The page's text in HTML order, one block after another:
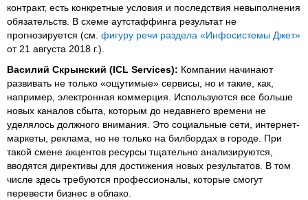
контракт, есть конкретные условия и последствия невыполнения
обязательств. В схеме аутстаффинга результат не
прогнозируется (см. фигуру речи раздела «Инфосистемы Джет»
от 21 августа 2018 г.).
Василий Скрынский (ICL Services): Компании начинают
развивать не только «ощутимые» сервисы, но и такие, как,
например, электронная коммерция. Используются все больше
новых каналов сбыта, которым до недавнего времени не
уделялось должного внимания. Это социальные сети, интернет-
маркеты, реклама, но не только на билбордах в городе. При
такой смене акцентов ресурсы тщательно анализируются,
вводятся директивы для достижения новых результатов. В том
числе здесь требуются профессионалы, которые смогут
перевести бизнес в облако.